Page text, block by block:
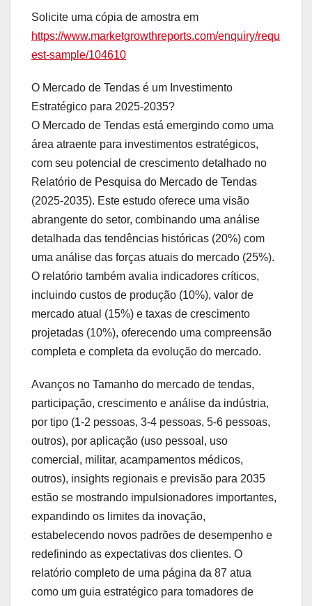
Solicite uma cópia de amostra em
https://www.marketgrowthreports.com/enquiry/requ
est-sample/104610
O Mercado de Tendas é um Investimento
Estratégico para 2025-2035?
O Mercado de Tendas está emergindo como uma
área atraente para investimentos estratégicos,
com seu potencial de crescimento detalhado no
Relatório de Pesquisa do Mercado de Tendas
(2025-2035). Este estudo oferece uma visão
abrangente do setor, combinando uma análise
detalhada das tendências históricas (20%) com
uma análise das forças atuais do mercado (25%).
O relatório também avalia indicadores críticos,
incluindo custos de produção (10%), valor de
mercado atual (15%) e taxas de crescimento
projetadas (10%), oferecendo uma compreensão
completa e completa da evolução do mercado.
Avanços no Tamanho do mercado de tendas,
participação, crescimento e análise da indústria,
por tipo (1-2 pessoas, 3-4 pessoas, 5-6 pessoas,
outros), por aplicação (uso pessoal, uso
comercial, militar, acampamentos médicos,
outros), insights regionais e previsão para 2035
estão se mostrando impulsionadores importantes,
expandindo os limites da inovação,
estabelecendo novos padrões de desempenho e
redefinindo as expectativas dos clientes. O
relatório completo de uma página da 87 atua
como um guia estratégico para tomadores de